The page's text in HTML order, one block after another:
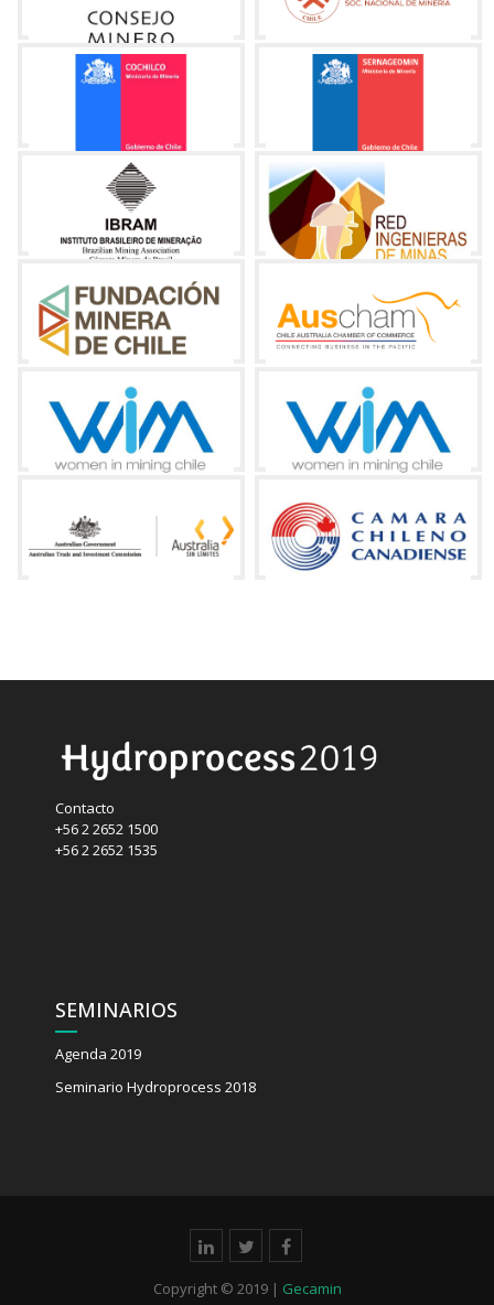
Contacto
+56 2 2652 1500
+56 2 2652 1535
SEMINARIOS
Agenda 2019
Seminario Hydroprocess 2018
Copyright © 2019 | Gecamin